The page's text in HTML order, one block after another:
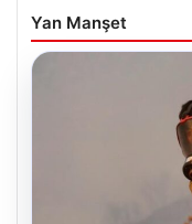
Yan Manşet